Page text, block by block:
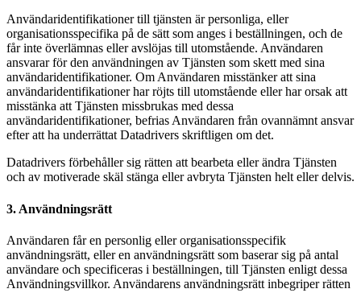
Användaridentifikationer till tjänsten är personliga, eller
organisationsspecifika på de sätt som anges i beställningen, och de
får inte överlämnas eller avslöjas till utomstående. Användaren
ansvarar för den användningen av Tjänsten som skett med sina
användaridentifikationer. Om Användaren misstänker att sina
användaridentifikationer har röjts till utomstående eller har orsak att
misstänka att Tjänsten missbrukas med dessa
användaridentifikationer, befrias Användaren från ovannämnt ansvar
efter att ha underrättat Datadrivers skriftligen om det.
Datadrivers förbehåller sig rätten att bearbeta eller ändra Tjänsten
och av motiverade skäl stänga eller avbryta Tjänsten helt eller delvis.
3. Användningsrätt
Användaren får en personlig eller organisationsspecifik
användningsrätt, eller en användningsrätt som baserar sig på antal
användare och specificeras i beställningen, till Tjänsten enligt dessa
Användningsvillkor. Användarens användningsrätt inbegriper rätten